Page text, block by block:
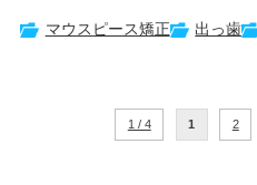
マウスピース矯正 出っ歯
1 / 4 1 2